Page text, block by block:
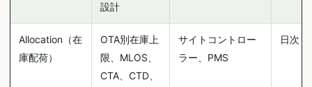
設計
Allocation（在
庫配荷）
OTA別在庫上
限、MLOS、
CTA、CTD、
サイトコントロー
ラー、PMS
日次